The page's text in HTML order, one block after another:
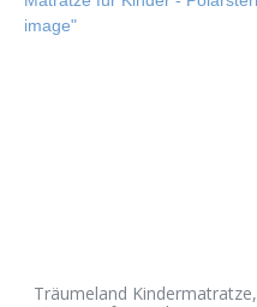
Träumeland Kindermatratze,